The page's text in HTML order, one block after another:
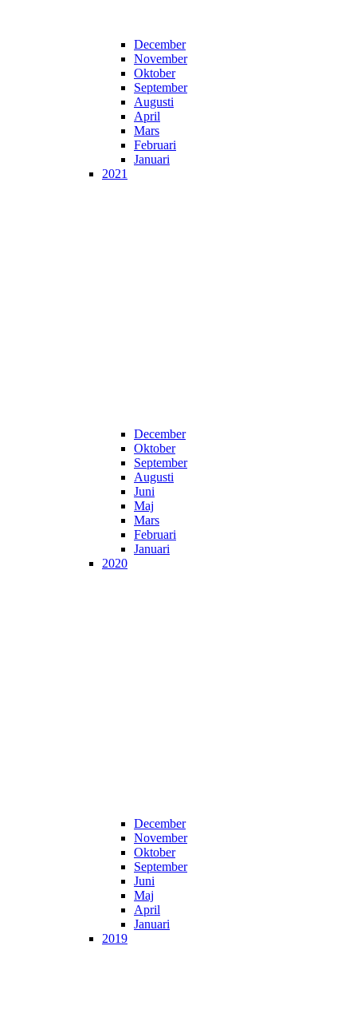
December
November
Oktober
September
Augusti
April
Mars
Februari
Januari
2021
December
Oktober
September
Augusti
Juni
Maj
Mars
Februari
Januari
2020
December
November
Oktober
September
Juni
Maj
April
Januari
2019